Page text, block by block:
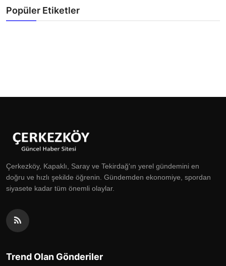
Popüler Etiketler
Çerkezköy, Kapaklı, Saray ve Tekirdağ'ın yerel gündemini en
doğru ve hızlı şekilde öğrenin. Gündemden ekonomiye, spordan
siyasete kadar tüm önemli olaylar.
Trend Olan Gönderiler